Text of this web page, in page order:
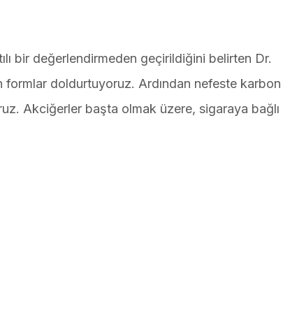
bir değerlendirmeden geçirildiğini belirten Dr.
formlar doldurtuyoruz. Ardından nefeste karbon
Akciğerler başta olmak üzere, sigaraya bağlı